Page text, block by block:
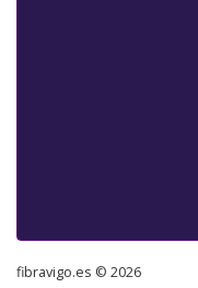
fibravigo.es © 2026